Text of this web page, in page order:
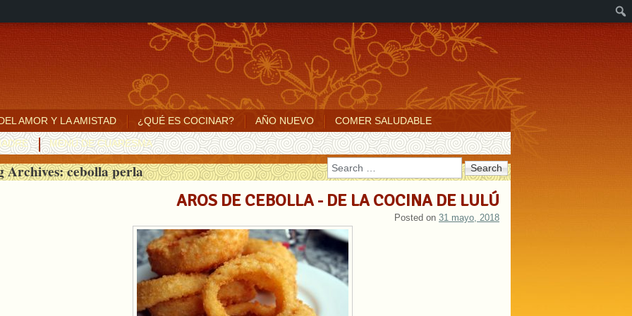
AMOR Y LA AMISTAD ¿QUÉ ES COCINAR? AÑO NUEVO
COMER SALUDABLE
MENÚ DE CUARESMA
Search
Archives:cebolla perla
AROS DE CEBOLLA - DE LA COCINA DE LULÚ
Posted on 31 mayo, 2018